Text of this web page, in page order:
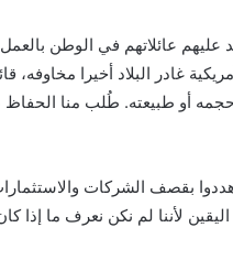
عليهم عائلاتهم في الوطن
غادر البلاد أخيرا مخاوفه،
أو طبيعته. طُلب منا الحفاظ
بقصف الشركات
لأننا لم نكن نعرف ما إذا